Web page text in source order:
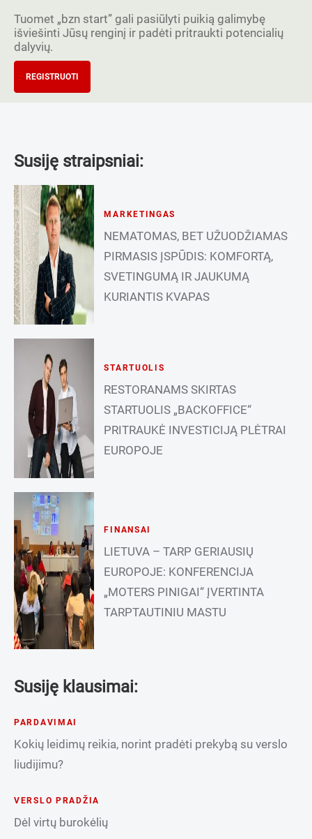
Tuomet „bzn start” gali pasiūlyti puikią galimybę
išviešinti Jūsų renginį ir padėti pritraukti potencialių
dalyvių.
REGISTRUOTI
Susiję straipsniai:
MARKETINGAS
NEMATOMAS, BET UŽUODŽIAMAS
PIRMASIS ĮSPŪDIS: KOMFORTĄ,
SVETINGUMĄ IR JAUKUMĄ
KURIANTIS KVAPAS
STARTUOLIS
RESTORANAMS SKIRTAS
STARTUOLIS „BACKOFFICE“
PRITRAUKĖ INVESTICIJĄ PLĖTRAI
EUROPOJE
FINANSAI
LIETUVA – TARP GERIAUSIŲ
EUROPOJE: KONFERENCIJA
„MOTERS PINIGAI“ ĮVERTINTA
TARPTAUTINIU MASTU
Susiję klausimai:
PARDAVIMAI
Kokių leidimų reikia, norint pradėti prekybą su verslo
liudijimu?
VERSLO PRADŽIA
Dėl virtų burokėlių